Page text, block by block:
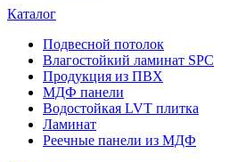
Каталог
Подвесной потолок
Влагостойкий ламинат SPC
Продукция из ПВХ
МДФ панели
Водостойкая LVT плитка
Ламинат
Реечные панели из МДФ